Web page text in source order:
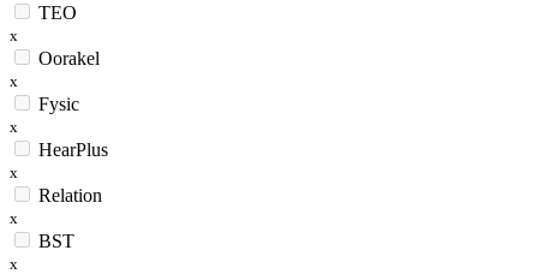
TEO
x
Oorakel
x
Fysic
x
HearPlus
x
Relation
x
BST
x